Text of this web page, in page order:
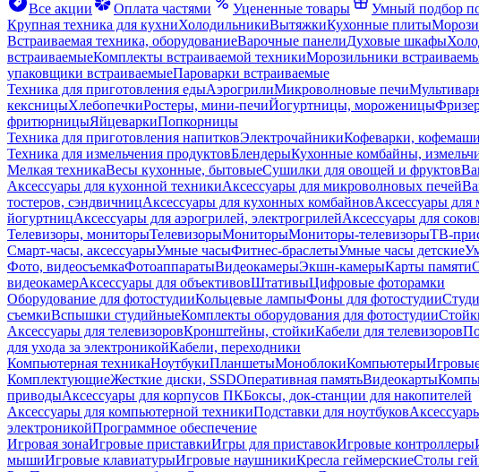
Все акции
Оплата частями Уцененные товары Умный подбор
Крупная техника для кухниХолодильникиВытяжкиКухонные плиты
Встраиваемая техника, оборудованиеВарочные панелиДуховые шкафы
встраиваемыеКомплекты встраиваемой техникиМорозильники
упаковщики встраиваемыеПароварки встраиваемые
Техника для приготовления едыАэрогрилиМикроволновые печи
кексницыХлебопечкиРостеры, мини-печиЙогуртницы, мороженицы
фритюрницыЯйцеваркиПопкорницы
Техника для приготовления напитковЭлектрочайникиКофеварки,
Техника для измельчения продуктовБлендерыКухонные комбайны,
Мелкая техникаВесы кухонные, бытовыеСушилки для овощей и фруктов
Аксессуары для кухонной техникиАксессуары для микроволновых печей
тостеров, сэндвичницАксессуары для кухонных комбайновАксессуары для
йогуртницАксессуары для аэрогрилей, электрогрилейАксессуары для
Телевизоры, мониторыТелевизорыМониторыМониторы-телевизорыТВ-
Смарт-часы, аксессуарыУмные часыФитнес-браслетыУмные часы детские
Фото, видеосъемкаФотоаппаратыВидеокамерыЭкшн-камерыКарты памяти
видеокамерАксессуары для объективовШтативыЦифровые фоторамки
Оборудование для фотостудииКольцевые лампыФоны для фотостудии
съемкиВспышки студийныеКомплекты оборудования для фотостудии
Аксессуары для телевизоровКронштейны, стойкиКабели для телевизоров
для ухода за электроникойКабели, переходники
Компьютерная техникаНоутбукиПланшетыМоноблокиКомпьютеры
КомплектующиеЖесткие диски, SSDОперативная памятьВидеокарты
приводыАксессуары для корпусов ПКБоксы, док-станции для накопителей
Аксессуары для компьютерной техникиПодставки для ноутбуков
электроникойПрограммное обеспечение
Игровая зонаИгровые приставкиИгры для приставокИгровые контроллеры
мышиИгровые клавиатурыИгровые наушникиКресла геймерскиеСтолы